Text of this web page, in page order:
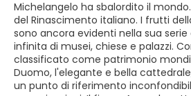
Michelangelo ha sbalordito il
del Rinascimento italiano. I frutti
sono ancora evidenti nella sua
infinita di musei, chiese e palazzi.
classificato come patrimonio
Duomo, l'elegante e bella
un punto di riferimento